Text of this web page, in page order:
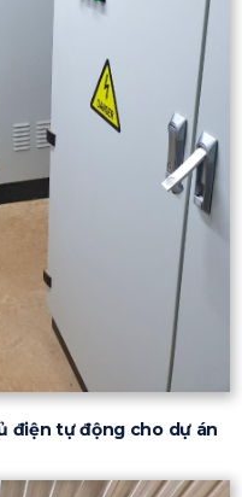
điện tự động cho dự án